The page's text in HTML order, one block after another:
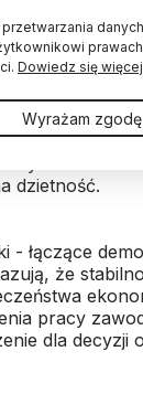
Anna
UW otrzymała
za
dzietność.
- łączące
że
pracy
dla decyzji
Dowiedz się
Wyrażam zgodę